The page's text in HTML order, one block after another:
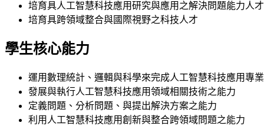
培育具人工智慧科技應用研究與應用之解決問題能力人才
培育具跨領域整合與國際視野之科技人才
學生核心能力
運用數理統計、邏輯與科學來完成人工智慧科技應用專
發展與執行人工智慧科技應用領域相關技術之能力
定義問題、分析問題、與提出解決方案之能力
利用人工智慧科技應用創新與整合跨領域問題之能力